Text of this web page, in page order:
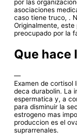
por las
asociaciones
caso tiene truco, .
Originalmente,
preocupado por la
Que hace
—
Examen de cortisol
deca durabolin. La
espermatica y, a
para disminuir la
estrogeno mas
produccion es el
suprarrenales.